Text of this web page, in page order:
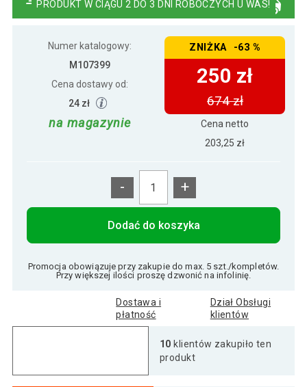
PRODUKT W CIĄGU 2 DO 3 DNI ROBOCZYCH U WAS!
Numer katalogowy:
M107399
Cena dostawy od:
24 zł
na magazynie
ZNIŻKA -63 %
250 zł
674 zł
Cena netto
203,25 zł
- +
Dodać do koszyka
Promocja obowiązuje przy zakupie do max. 5 szt./kompletów.
Przy większej ilości proszę dzwonić na infolinię.
Dostawa i
płatność
Dział Obsługi
klientów
10 klientów zakupiło ten
produkt